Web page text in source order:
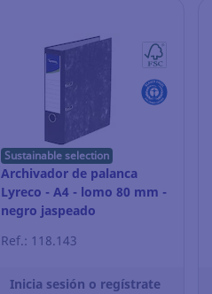
Sustainable selection
Archivador de palanca
Lyreco - A4 - lomo 80 mm -
negro jaspeado
Ref.: 118.143
Inicia sesión o regístrate